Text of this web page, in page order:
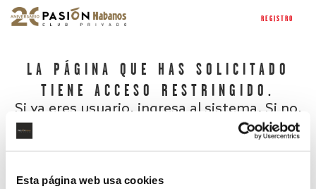
Esta página web usa cookies
REGISTRO
LA PÁGINA QUE HAS SOLICITADO
TIENE ACCESO RESTRINGIDO.
Si ya eres usuario, ingresa al sistema. Si no,